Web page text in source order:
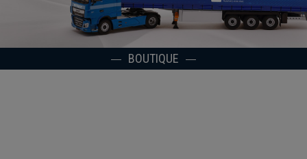
BOUTIQUE